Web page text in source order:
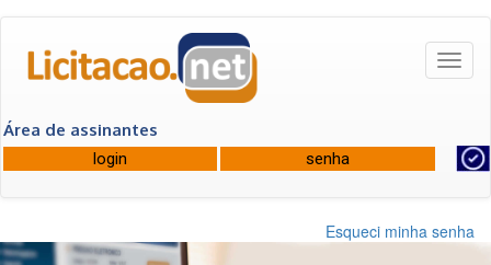
Área de assinantes
Esqueci minha senha